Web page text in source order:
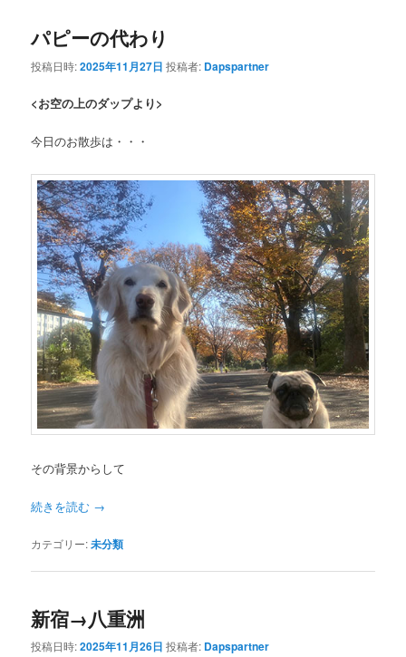
パピーの代わり
投稿日時:2025年11月27日 投稿者: Dapspartner
<お空の上のダップより>
今日のお散歩は・・・
その背景からして
続きを読む →
カテゴリー:未分類
新宿→八重洲
投稿日時:2025年11月26日 投稿者: Dapspartner